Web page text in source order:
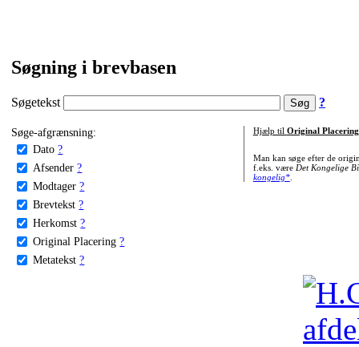
Søgning i brevbasen
Søgetekst ?
Søge-afgrænsning:
Dato ?
Afsender ?
Modtager ?
Brevtekst ?
Herkomst ?
Original Placering ?
Metatekst ?
Hjælp til Original Placering
Man kan søge efter de
f.eks. være Det Kongelige
kongelig*.